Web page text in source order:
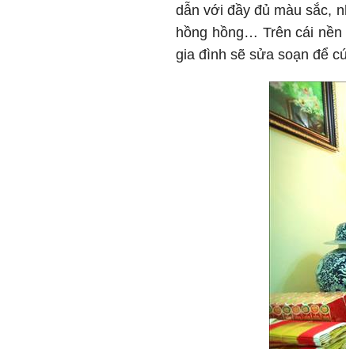
dẫn với đầy đủ màu sắc,
hồng hồng… Trên cái
gia đình sẽ sửa soạn để